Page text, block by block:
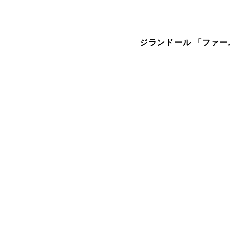
ジランドール 「ファー